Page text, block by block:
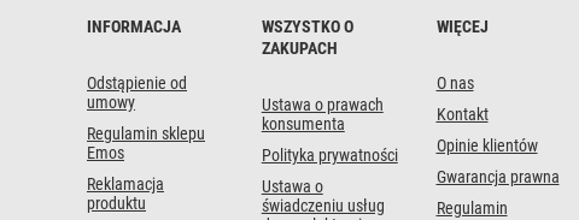
INFORMACJA
Odstąpienie od
umowy
Regulamin sklepu
Emos
Reklamacja
produktu
WSZYSTKO O
ZAKUPACH
Ustawa o prawach
konsumenta
Polityka prywatności
Ustawa o
świadczeniu usług
WIĘCEJ
O nas
Kontakt
Opinie klientów
Gwarancja prawna
Regulamin